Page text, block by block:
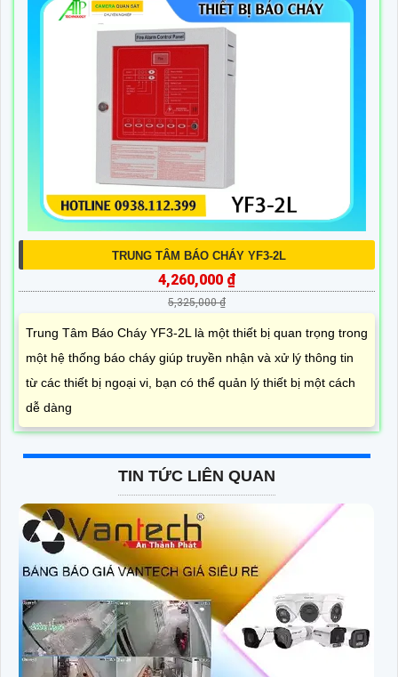
TRUNG TÂM BÁO CHÁY YF3-2L
4,260,000 ₫
5,325,000 ₫
Trung Tâm Báo Cháy YF3-2L là một thiết bị quan trọng trong
một hệ thống báo cháy giúp truyền nhận và xử lý thông tin
từ các thiết bị ngoại vi, bạn có thể quản lý thiết bị một cách
dễ dàng
TIN TỨC LIÊN QUAN